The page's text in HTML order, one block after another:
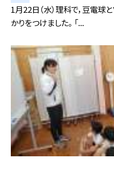
1月22日（水）理科で，豆電球
かりをつけました。 「...